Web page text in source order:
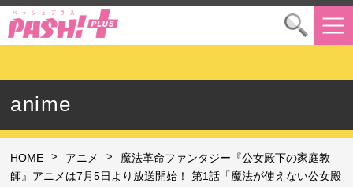
anime
HOME > アニメ >
魔法革命ファンタジー『公女殿下の家庭教
師』アニメは7月5日より放送開始！ 第1話「魔法が使えない公女殿